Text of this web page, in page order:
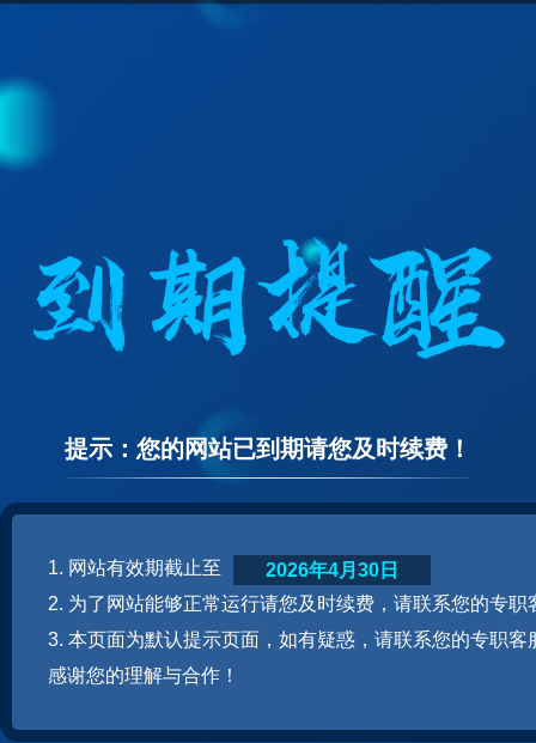
提示：您的网站已到期请您及时续费！
1. 网站有效期截止至
2. 为了网站能够正常运行请您及时续费，请联系您的专职
3. 本页面为默认提示页面，如有疑惑，请联系您的专职客
感谢您的理解与合作！
2026年4月30日